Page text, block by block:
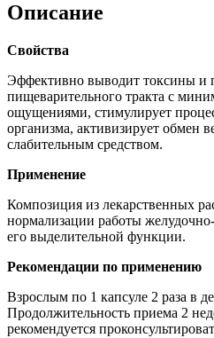
Описание
Свойства
Эффективно выводит токсины и
пищеварительного тракта с
ощущениями, стимулирует
организма, активизирует обмен
слабительным средством.
Применение
Композиция из лекарственных
нормализации работы
его выделительной функции.
Рекомендации по применению
Взрослым по 1 капсуле 2 раза в
Продолжительность приема 2
рекомендуется